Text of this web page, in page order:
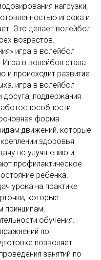
нагрузки,
игрока и
Это делает волейбол
возрастов.
игра в волейбол
в волейбол стала
и происходит развитие
игра в волейбол
досуга, поддержания
форма
движений, которые
здоровья
по улучшению и
профилактическое
ребенка.
урока на практике
которые
принципам,
обучения.
по
позволяет
занятий по